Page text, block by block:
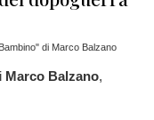
di Marco Balzano
Marco Balzano,